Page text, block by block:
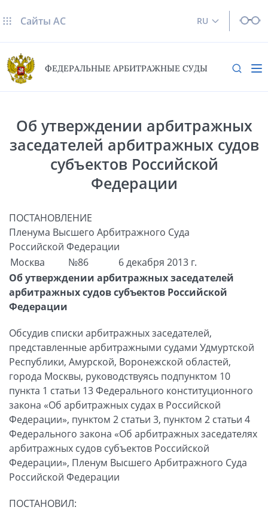
RU
Сайты AC
ФЕДЕРАЛЬНЫЕ АРБИТРАЖНЫЕ СУДЫ
Об утверждении арбитражных
заседателей арбитражных судов
субъектов Российской
Федерации
ПОСТАНОВЛЕНИЕ
Пленума Высшего Арбитражного Суда
Российской Федерации
Москва
№86
6 декабря 2013 г.
Об утверждении арбитражных заседателей
арбитражных судов субъектов Российской
Федерации
Обсудив списки арбитражных заседателей,
представленные арбитражными судами Удмуртской
Республики, Амурской, Воронежской областей,
города Москвы, руководствуясь подпунктом 10
пункта 1 статьи 13 Федерального конституционного
закона «Об арбитражных судах в Российской
Федерации», пунктом 2 статьи 3, пунктом 2 статьи 4
Федерального закона «Об арбитражных заседателях
арбитражных судов субъектов Российской
Федерации», Пленум Высшего Арбитражного Суда
Российской Федерации
ПОСТАНОВИЛ: